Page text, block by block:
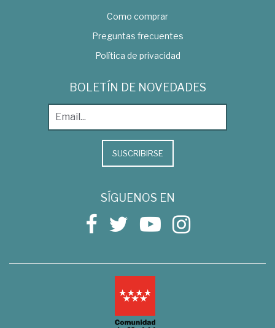
Como comprar
Preguntas frecuentes
Política de privacidad
BOLETÍN DE NOVEDADES
SUSCRIBIRSE
SÍGUENOS EN